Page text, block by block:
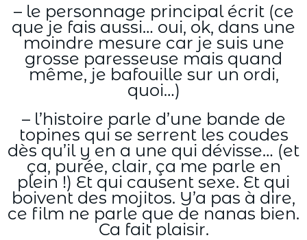
– le personnage principal écrit (ce
que je fais aussi… oui, ok, dans une
moindre mesure car je suis une
grosse paresseuse mais quand
même, je bafouille sur un ordi,
quoi…)
– l’histoire parle d’une bande de
topines qui se serrent les coudes
dès qu’il y en a une qui dévisse… (et
ça, purée, clair, ça me parle en
plein !) Et qui causent sexe. Et qui
boivent des mojitos. Y’a pas à dire,
ce film ne parle que de nanas bien.
Ca fait plaisir.